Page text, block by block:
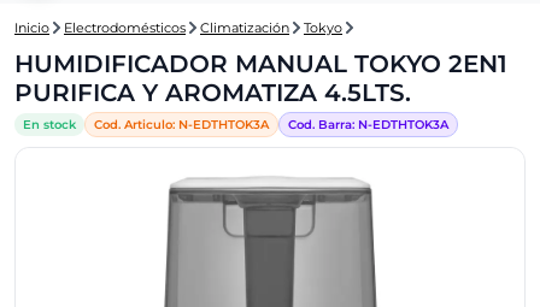
Central Shop:
Inicio Electrodomésticos Climatización Tokyo
HUMIDIFICADOR MANUAL TOKYO 2EN1
PURIFICA Y AROMATIZA 4.5LTS.
En stock Cod. Articulo: N-EDTHTOK3A Cod. Barra: N-EDTHTOK3A